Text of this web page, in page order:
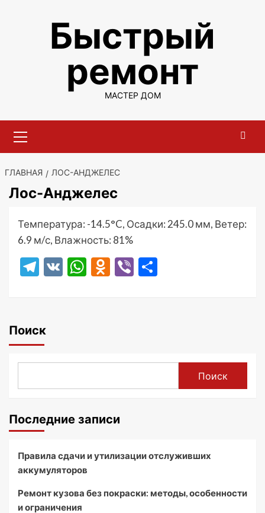
содержимомуБыстрый
ремонт
МАСТЕР ДОМ
меню
ГЛАВНАЯ ЛОС-АНДЖЕЛЕС
Лос-Анджелес
Температура: -14.5°C, Осадки: 245.0 мм, Ветер:
6.9 м/с, Влажность: 81%
Telegram
VK WhatsApp
Odnoklassniki
Viber
Поиск
Поиск
Последние записи
Правила сдачи и утилизации отслуживших
аккумуляторов
Ремонт кузова без покраски: методы, особенности
и ограничения